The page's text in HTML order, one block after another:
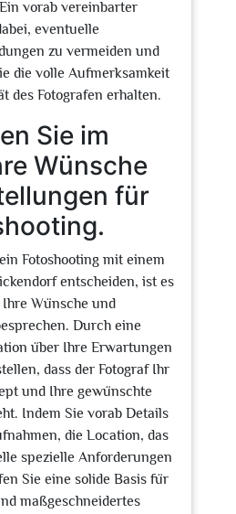
vorab vereinbarter
eventuelle
zu vermeiden und
die volle Aufmerksamkeit
des Fotografen erhalten.
Sie im
Wünsche
für
Fotoshooting mit einem
entscheiden, ist es
Wünsche und
Durch eine
über Ihre Erwartungen
dass der Fotograf Ihr
und Ihre gewünschte
Indem Sie vorab Details
die Location, das
spezielle Anforderungen
Sie eine solide Basis für
maßgeschneidertes